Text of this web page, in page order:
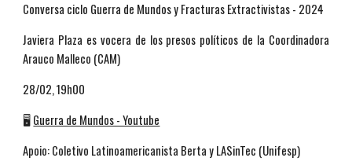
Conversa ciclo Guerra de Mundos y Fracturas Extractivistas - 2024
Javiera Plaza es vocera de los presos políticos de la Coordinadora
Arauco Malleco (CAM)
28/02, 19h00
🖥️Guerra de Mundos - Youtube
Apoio: Coletivo Latinoamericanista Berta y LASinTec (Unifesp)